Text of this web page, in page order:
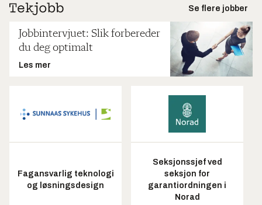
Se flere jobber
Jobbintervjuet: Slik forbereder
du deg optimalt
Les mer
Fagansvarlig teknologi
og løsningsdesign
Seksjonssjef ved
seksjon for
garantiordningen i
Norad